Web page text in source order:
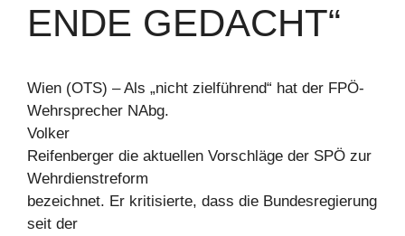
ENDE GEDACHT“
Wien (OTS) – Als „nicht zielführend“ hat der FPÖ-
Wehrsprecher NAbg.
Volker
Reifenberger die aktuellen Vorschläge der SPÖ zur
Wehrdienstreform
bezeichnet. Er kritisierte, dass die Bundesregierung
seit der